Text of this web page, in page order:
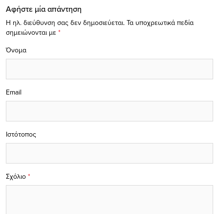
Αφήστε μία απάντηση
Η ηλ. διεύθυνση σας δεν δημοσιεύεται. Τα υποχρεωτικά πεδία
σημειώνονται με *
Σχόλιο *
Όνομα
Email
Ιστότοπος